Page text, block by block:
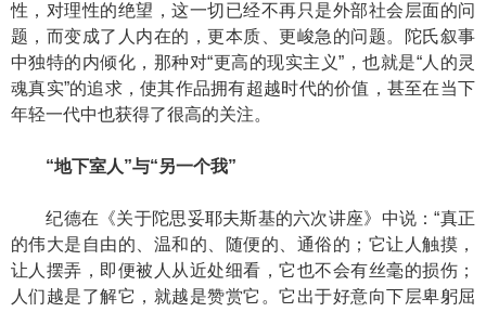
性，对理性的绝望，这一切已经不再只是外部社会层面的问
题，而变成了人内在的，更本质、更峻急的问题。陀氏叙事
中独特的内倾化，那种对“更高的现实主义”，也就是“人的灵
魂真实”的追求，使其作品拥有超越时代的价值，甚至在当下
年轻一代中也获得了很高的关注。
“地下室人”与“另一个我”
纪德在《关于陀思妥耶夫斯基的六次讲座》中说：“真正
的伟大是自由的、温和的、随便的、通俗的；它让人触摸，
让人摆弄，即便被人从近处细看，它也不会有丝毫的损伤；
人们越是了解它，就越是赞赏它。它出于好意向下层卑躬屈